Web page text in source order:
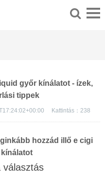
győr kínálatot - ízek,
tippek
Kattintás： 238
hozzád illő e cigi
választás